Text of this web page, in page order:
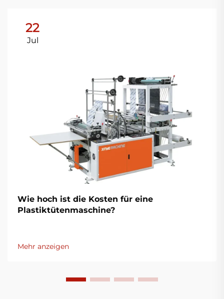
22
Jul
Wie hoch ist die Kosten für eine
Plastiktütenmaschine?
Mehr anzeigen